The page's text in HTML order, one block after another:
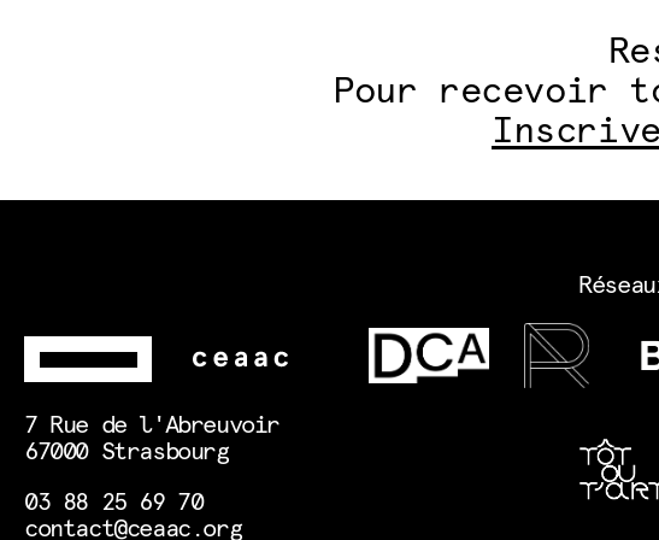
Pour recevoir
7 Rue de l'Abreuvoir
67000 Strasbourg
03 88 25 69 70
contact@ceaac.org